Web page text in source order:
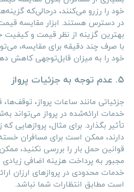
خود را رزرو می‌کنند، درحالی‌که
در دسترس هستند. ابزار مقایسه
بهترین گزینه از نظر قیمت و کیفیت
با صرف چند دقیقه برای مقایسه،
خود را به میزان قابل‌توجهی کاهش
۵. عدم توجه به جزئیات پرواز
جزئیاتی مانند ساعات پرواز،
خدمات ارائه‌شده در پرواز می‌تواند
تأثیر بگذارد. برای مثال، پروازهایی
دارند، ممکن است برای مسافران
قوانین حمل بار را بررسی نکنید،
مجبور به پرداخت هزینه اضافی
خدمات محدودی در پروازهای ارزان
است مطابق انتظارات شما نباشد.